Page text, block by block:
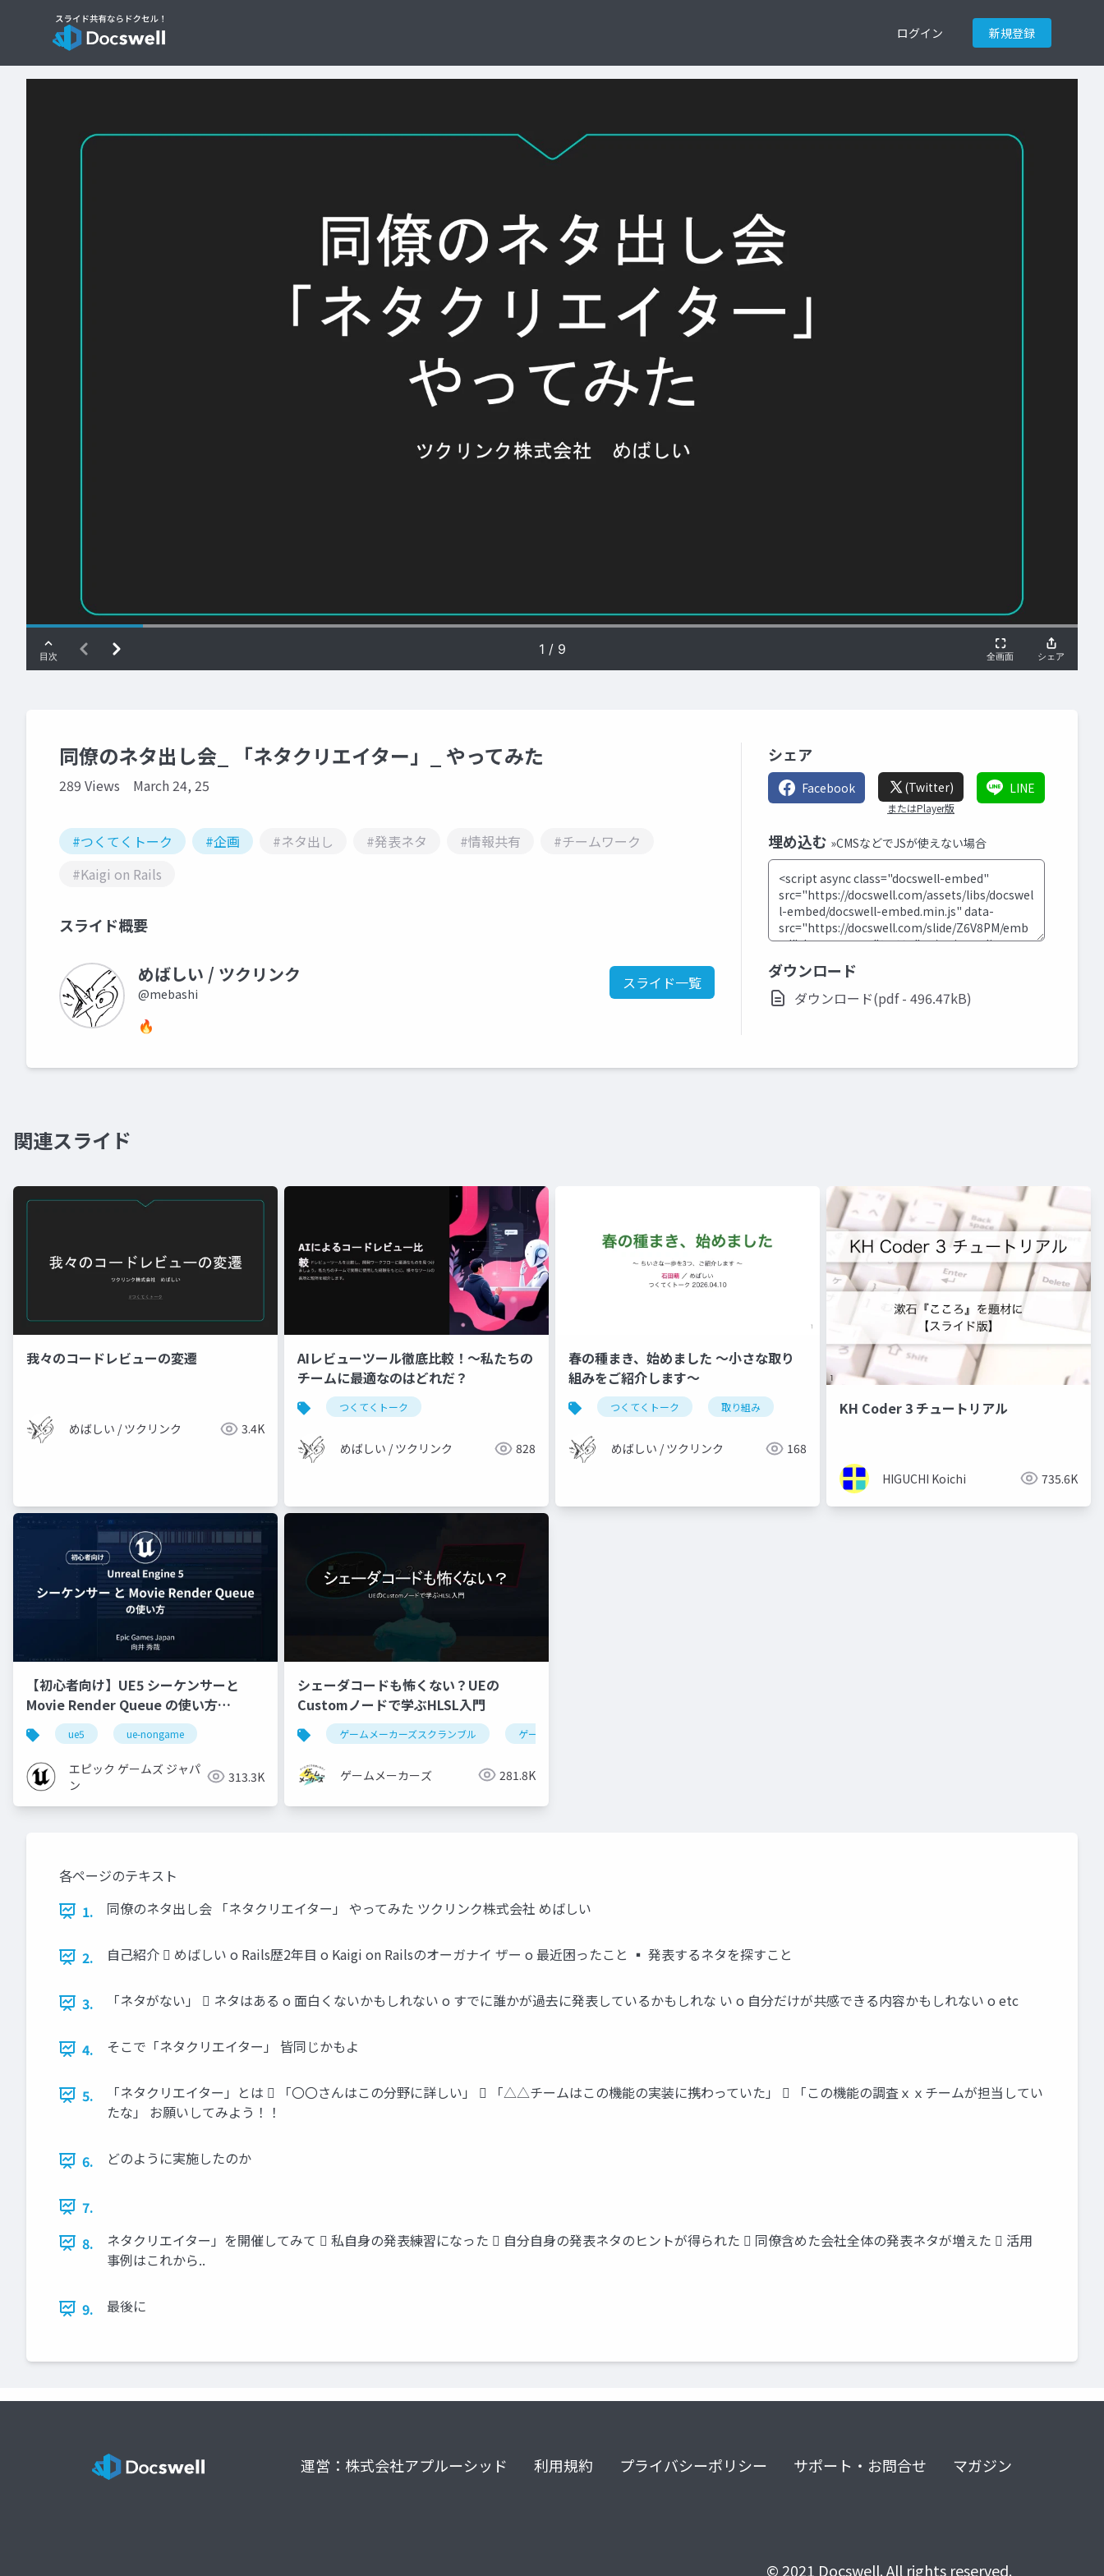
ログイン 新規登録
同僚のネタ出し会_ 「ネタクリエイター」_ やってみた
289 Views March 24, 25
#つくてくトーク #企画 #ネタ出し #発表ネタ #情報共有
#チームワーク
#Kaigi on Rails
スライド概要
めばしい / ツクリンク
@mebashi
スライド一覧
🔥
シェア
Facebook (Twitter)
またはPlayer版
LINE
埋め込む »CMSなどでJSが使えない場合
ダウンロード
ダウンロード(pdf - 496.47kB)
関連スライド
我々のコードレビューの変遷
めばしい / ツクリンク 3.4K
AIレビューツール徹底比較！〜私たちの
チームに最適なのはどれだ？
つくてくトーク
めばしい / ツクリンク 828
春の種まき、始めました 〜小さな取り
組みをご紹介します〜
つくてくトーク 取り組み
めばしい / ツクリンク 168
KH Coder 3 チュートリアル
HIGUCHI Koichi 735.6K
【初心者向け】UE5 シーケンサーと
Movie Render Queue の使い方
【Cinematic Dive 2023】
ue5 ue-nongame
エピック ゲームズ ジャパ
ン
313.3K
シェーダコードも怖くない？UEの
Customノードで学ぶHLSL入門
ゲームメーカーズスクランブル ゲーム制作
ゲームメーカーズ 281.8K
各ページのテキスト
1.
同僚のネタ出し会 「ネタクリエイター」 やってみた ツクリンク株式会社 めばしい
2. 自己紹介  めばしい o Rails歴2年目 o Kaigi on Railsのオーガナイ ザー o 最近困ったこと ▪ 発表するネタを探すこと
3. 「ネタがない」  ネタはある o 面白くないかもしれない o すでに誰かが過去に発表しているかもしれな い o 自分だけが共感できる内容かもしれない o etc
4. そこで「ネタクリエイター」 皆同じかもよ
5.
「ネタクリエイター」とは  「〇〇さんはこの分野に詳しい」  「△△チームはこの機能の実装に携わっていた」  「この機能の調査ｘｘチームが担当してい
たな」 お願いしてみよう！！
6. どのように実施したのか
7.
8.
ネタクリエイター」を開催してみて  私自身の発表練習になった  自分自身の発表ネタのヒントが得られた  同僚含めた会社全体の発表ネタが増えた  活用
事例はこれから..
9. 最後に
運営：株式会社アプルーシッド 利用規約 プライバシーポリシー サポート・お問合せ マガジン
© 2021 Docswell. All rights reserved.